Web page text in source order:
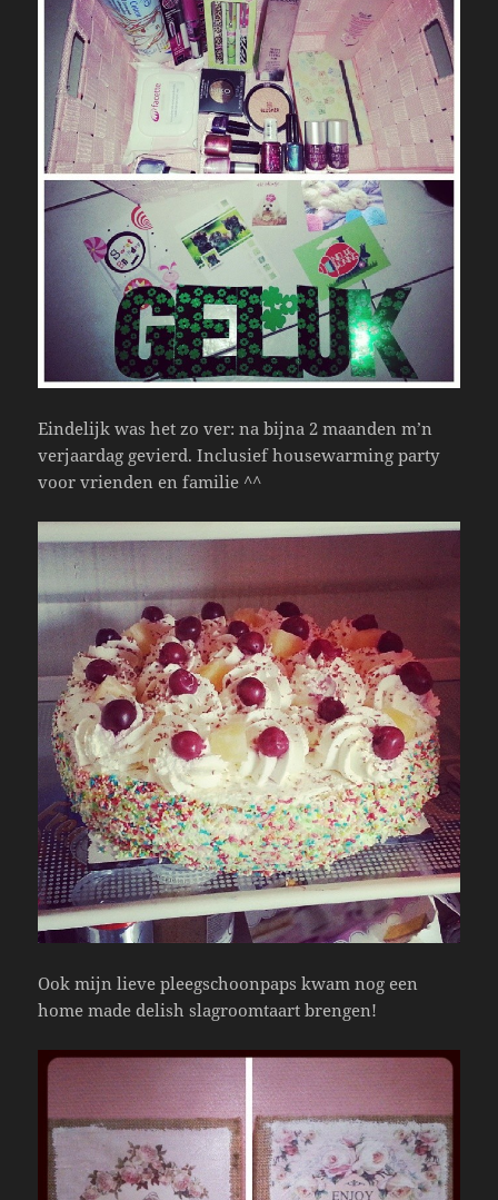
Eindelijk was het zo ver: na bijna 2 maanden m’n
verjaardag gevierd. Inclusief housewarming party
voor vrienden en familie ^^
Ook mijn lieve pleegschoonpaps kwam nog een
home made delish slagroomtaart brengen!